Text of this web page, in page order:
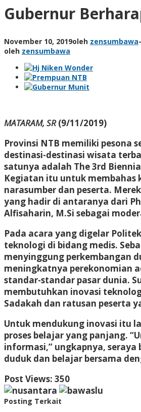
Gubernur
November 10, 2019oleh zensumbawa-
oleh zensumbawa
MATARAM, SR(9/11/2019)
Provinsi NTB memiliki pesona
destinasi-destinasi wisata
satunya adalah The 3rd
Kegiatan itu untuk membahas
narasumber dan peserta.
yang hadir di antaranya dari
Alfisaharin, M.Si sebagai
Pada acara yang digelar
teknologi di bidang medis.
menyinggung perkembangan
meningkatnya perekonomian
standar-standar pasar dunia.
membutuhkan inovasi
Sadakah dan ratusan peserta
Untuk mendukung inovasi itu
proses belajar yang panjang.
informasi,” ungkapnya,
duduk dan belajar bersama
Post Views: 350
Posting Terkait